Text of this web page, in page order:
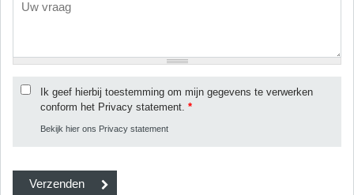
Ik geef hierbij toestemming om mijn gegevens te verwerken
conform het Privacy statement. *
Bekijk hier ons Privacy statement